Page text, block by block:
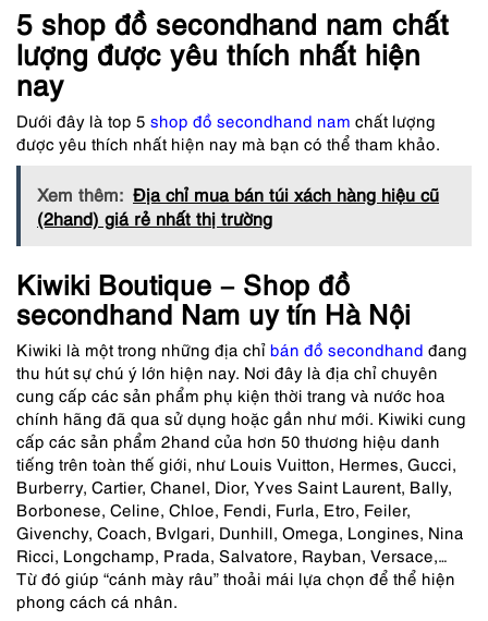
5 shop đồ secondhand nam chất
lượng được yêu thích nhất hiện
nay
Dưới đây là top 5 shop đồ secondhand nam chất lượng
được yêu thích nhất hiện nay mà bạn có thể tham khảo.
Xem thêm: Địa chỉ mua bán túi xách hàng hiệu cũ
(2hand) giá rẻ nhất thị trường
Kiwiki Boutique – Shop đồ
secondhand Nam uy tín Hà Nội
Kiwiki là một trong những địa chỉ bán đồ secondhand đang
thu hút sự chú ý lớn hiện nay. Nơi đây là địa chỉ chuyên
cung cấp các sản phẩm phụ kiện thời trang và nước hoa
chính hãng đã qua sử dụng hoặc gần như mới. Kiwiki cung
cấp các sản phẩm 2hand của hơn 50 thương hiệu danh
tiếng trên toàn thế giới, như Louis Vuitton, Hermes, Gucci,
Burberry, Cartier, Chanel, Dior, Yves Saint Laurent, Bally,
Borbonese, Celine, Chloe, Fendi, Furla, Etro, Feiler,
Givenchy, Coach, Bvlgari, Dunhill, Omega, Longines, Nina
Ricci, Longchamp, Prada, Salvatore, Rayban, Versace,…
Từ đó giúp “cánh mày râu” thoải mái lựa chọn để thể hiện
phong cách cá nhân.